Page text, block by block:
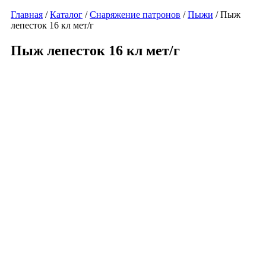
Главная /Каталог /Снаряжение патронов /Пыжи / Пыж
лепесток 16 кл мет/г
Пыж лепесток 16 кл мет/г